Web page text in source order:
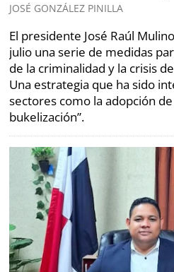
JOSÉ GONZÁLEZ PINILLA
El presidente José Raúl
julio una serie de medidas
de la criminalidad y la crisis
Una estrategia que ha sido
sectores como la adopción
bukelización”.